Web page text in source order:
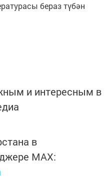
бераз түбән
и интересным в
в
MАХ: